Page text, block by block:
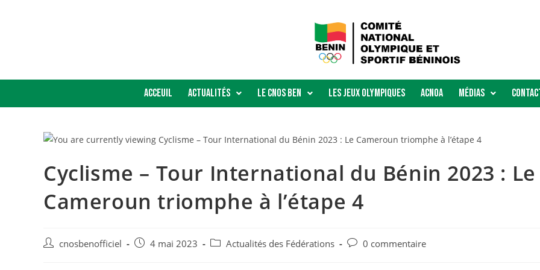
Acceuil Actualités Le Cnos Ben Les Jeux Olympiques ACNOA Médias
Cyclisme – Tour International du Bénin 2023 : Le
Cameroun triomphe à l’étape 4
cnosbenofficiel 4 mai 2023 Actualités des Fédérations 0 commentaire